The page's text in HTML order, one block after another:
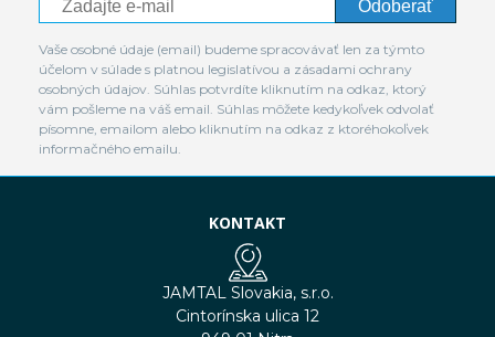
Odoberať
Vaše osobné údaje (email) budeme spracovávať len za týmto
účelom v súlade s platnou legislatívou a zásadami ochrany
osobných údajov. Súhlas potvrdíte kliknutím na odkaz, ktorý
vám pošleme na váš email. Súhlas môžete kedykoľvek odvolať
písomne, emailom alebo kliknutím na odkaz z ktoréhokoľvek
informačného emailu.
KONTAKT
JAMTAL Slovakia, s.r.o.
Cintorínska ulica 12